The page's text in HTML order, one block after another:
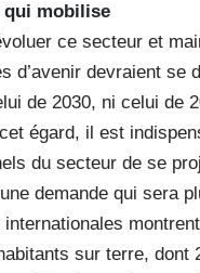
qui mobilise
ce secteur et
d’avenir devraient se
de 2030, ni celui de
égard, il est
du secteur de se
demande qui sera
sur terre,